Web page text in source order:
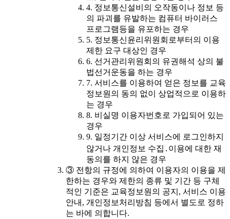
4. 정보통신설비의 오작동이나 정보 등
의 파괴를 유발하는 컴퓨터 바이러스
프로그램등을 유포하는 경우
5. 정보통신윤리위원회로부터의 이용
제한 요구 대상인 경우
6. 선거관리위원회의 유권해석 상의 불
법선거운동을 하는 경우
7. 서비스를 이용하여 얻은 정보를 교육
정보원의 동의 없이 상업적으로 이용하
는 경우
8. 비실명 이용자번호로 가입되어 있는
경우
9. 일정기간 이상 서비스에 로그인하지
않거나 개인정보 수집․이용에 대한 재
동의를 하지 않은 경우
③ 전항의 규정에 의하여 이용자의 이용을 제
한하는 경우와 제한의 종류 및 기간 등 구체
적인 기준은 교육정보원의 공지, 서비스 이용
안내, 개인정보처리방침 등에서 별도로 정하
는 바에 의합니다.